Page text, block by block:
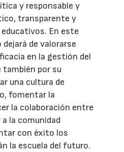
y responsable y
transparente y
En este
de valorarse
en la gestión del
también por su
una cultura de
fomentar la
la colaboración entre
la comunidad
con éxito los
la escuela del futuro.